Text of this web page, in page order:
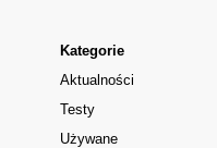
Kategorie
Aktualności
Testy
Używane